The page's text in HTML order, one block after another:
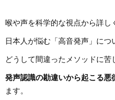
喉や声を科学的な視点から詳し
日本人が悩む「高音発声」につ
どうして間違ったメソッドに苦
発声認識の勘違いから起こる悪
ます。